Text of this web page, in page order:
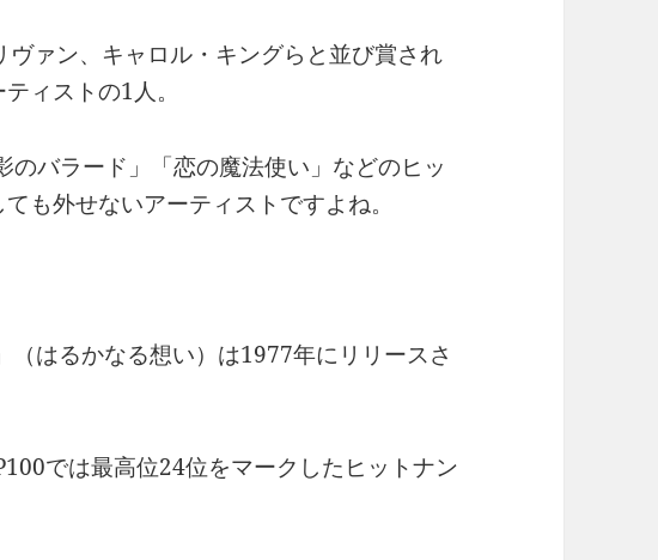
ァン、キャロル・キングらと並び賞され
ィストの1人。
バラード」「恋の魔法使い」などのヒッ
も外せないアーティストですよね。
はるかなる想い）は1977年にリリースさ
では最高位24位をマークしたヒットナン